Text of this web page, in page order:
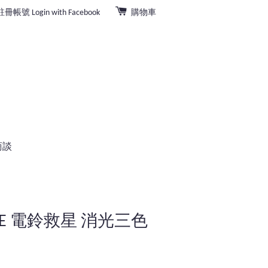
冊帳號 Login with Facebook 購物車
談
電鈴救星 消光三色